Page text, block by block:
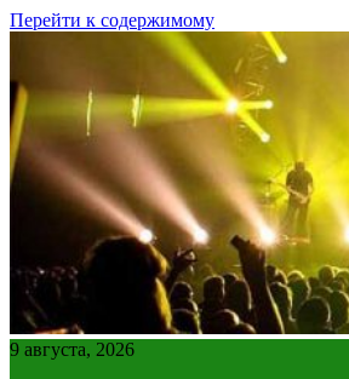
Перейти к содержимому
9 августа, 2026